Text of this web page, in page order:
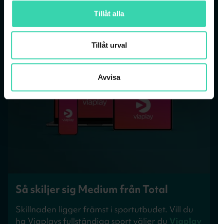
Tillåt alla
Tillåt urval
Avvisa
Så skiljer sig Medium från Total
Skillnaden ligger främst i sportutbudet. Vill du
ha Viaplays fullständiga sport väljer du Viaplay